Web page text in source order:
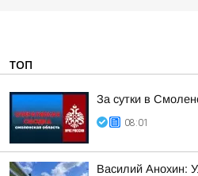
ТОП
За сутки в
08:01
Василий Анохин: